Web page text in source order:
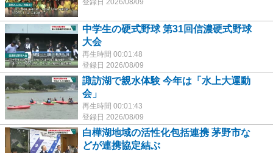
登録日 2026/08/09
中学生の硬式野球 第31回信濃硬式野球
大会
再生時間 00:01:48
登録日 2026/08/09
諏訪湖で親水体験 今年は「水上大運動
会」
再生時間 00:01:43
登録日 2026/08/09
白樺湖地域の活性化包括連携 茅野市な
どが連携協定結ぶ